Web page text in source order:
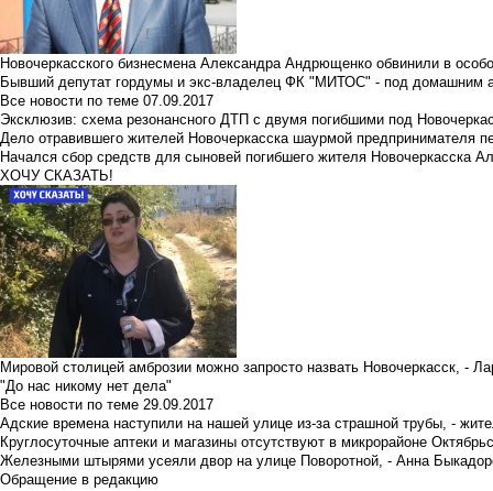
Новочеркасского бизнесмена Александра Андрющенко обвинили в
Бывший депутат гордумы и экс-владелец ФК "МИТОС" - под домашним
Все новости по теме 07.09.2017
Эксклюзив: схема резонансного ДТП с двумя погибшими под
Дело отравившего жителей Новочеркасска шаурмой предпринимателя
Начался сбор средств для сыновей погибшего жителя Новочеркасска
ХОЧУ СКАЗАТЬ!
Мировой столицей амброзии можно запросто назвать Новочеркасск, -
"До нас никому нет дела"
Все новости по теме 29.09.2017
Адские времена наступили на нашей улице из-за страшной трубы, -
Круглосуточные аптеки и магазины отсутствуют в микрорайоне
Железными штырями усеяли двор на улице Поворотной, - Анна
Обращение в редакцию